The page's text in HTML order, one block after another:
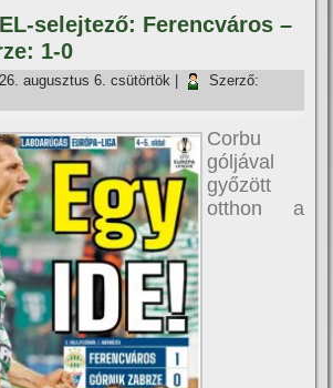
selejtező: Ferencváros –
1-0
augusztus 6. csütörtök
Szerző:
Corbu
góljával
győzött
otthon a